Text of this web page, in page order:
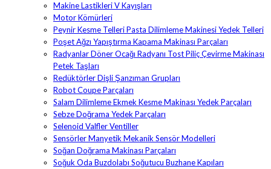
Makine Lastikleri V Kayışları
Motor Kömürleri
Peynir Kesme Telleri Pasta Dilimleme Makinesi Yedek Telleri
Poşet Ağzı Yapıştırma Kapama Makinası Parçaları
Radyanlar Döner Ocağı Radyanı Tost Piliç Çevirme Makinası
Petek Taşları
Redüktörler Dişli Şanzıman Grupları
Robot Coupe Parçaları
Salam Dilimleme Ekmek Kesme Makinası Yedek Parçaları
Sebze Doğrama Yedek Parçaları
Selenoid Valfler Ventiller
Sensörler Manyetik Mekanik Sensör Modelleri
Soğan Doğrama Makinası Parçaları
Soğuk Oda Buzdolabı Soğutucu Buzhane Kapıları